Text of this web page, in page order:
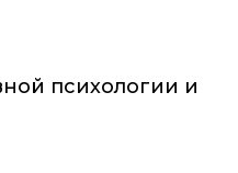
психологии и